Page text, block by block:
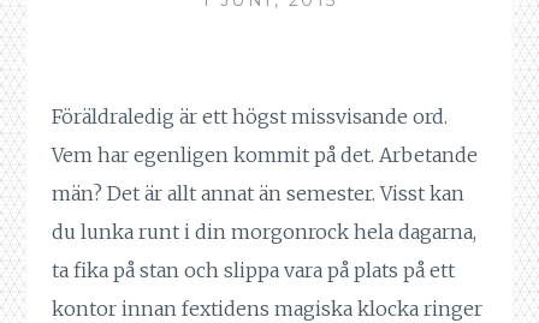
Föräldraledig är ett högst missvisande ord.
Vem har egenligen kommit på det. Arbetande
män? Det är allt annat än semester. Visst kan
du lunka runt i din morgonrock hela dagarna,
ta fika på stan och slippa vara på plats på ett
kontor innan fextidens magiska klocka ringer